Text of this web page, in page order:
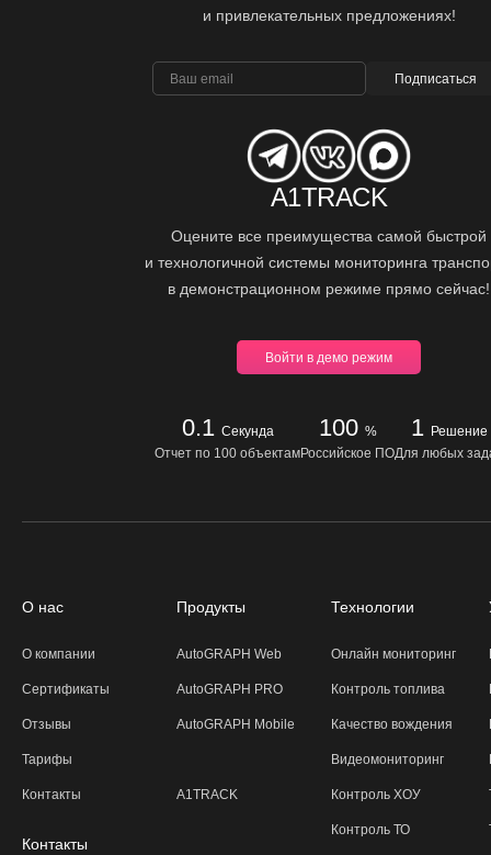
и привлекательных предложениях!
Подписаться
A1TRACK
Оцените все преимущества самой быстрой
и технологичной системы мониторинга
в демонстрационном режиме прямо сейчас!
Войти в демо режим
0.1 Секунда
Отчет по 100 объектам
100 %
Российское ПО
1 Решение
Для любых
О нас
О компании
Сертификаты
Отзывы
Тарифы
Контакты
Продукты
AutoGRAPH Web
AutoGRAPH PRO
AutoGRAPH Mobile
A1TRACK
Технологии
Онлайн мониторинг
Контроль топлива
Качество вождения
Видеомониторинг
Контроль ХОУ
Контроль ТО
Контакты